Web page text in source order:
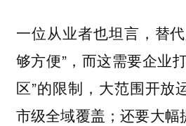
一位从业者也坦言，替
够方便”，而这需要企业
区”的限制，大范围开放
市级全域覆盖；还要大幅